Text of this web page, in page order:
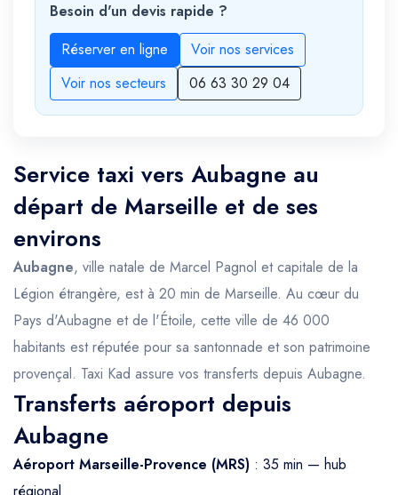
Besoin d'un devis rapide ?
Réserver en ligne
Voir nos services
Voir nos secteurs
06 63 30 29 04
Service taxi vers Aubagne au
départ de Marseille et de ses
environs
Aubagne, ville natale de Marcel Pagnol et capitale de la
Légion étrangère, est à 20 min de Marseille. Au cœur du
Pays d'Aubagne et de l'Étoile, cette ville de 46 000
habitants est réputée pour sa santonnade et son patrimoine
provençal. Taxi Kad assure vos transferts depuis Aubagne.
Transferts aéroport depuis
Aubagne
Aéroport Marseille-Provence (MRS) : 35 min — hub